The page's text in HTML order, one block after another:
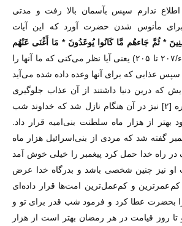
ندارم سپس بآسمان بالا رفت و مدتی
مأنوس شدن حضرت آورد که این آیات
* ثُمَّ جَاءهُم مَّا كَانُوا يُوعَدُونََ * مَا أَغْنَى عَنْهُم
»(شعراء/۲۰۷ تا ۲۰۵) یعنی آیا نظر می‌کنی که ما آنها را
سپس عذابی که برای آنها وعده داده شده می‌آید
که درین دنیا داشتند از آن عذاب جلوگیری
نخواهد کرد. و این سوره [۲] نیز در آن هنگام نازل شد که خداوند شب
بهتر از هزار ماه سلطنت بنی‌امیه قرار داد.
گفته شد که مردی از بنی‌اسرائیل هزار ماه
در راه خدا حمل کرد پیغمبر را خیلی خوش آمد
او نیز چنین شخصی باشد و بدرگاه خدا عرض
کم‌عمرترین و کم‌عمل‌ترین امت‌ها قرار داده‌ای
بحضرت عطا کرد و فرمود شب قدر برای تو و
روز قیامت در هر رمضان بهتر است از هزار